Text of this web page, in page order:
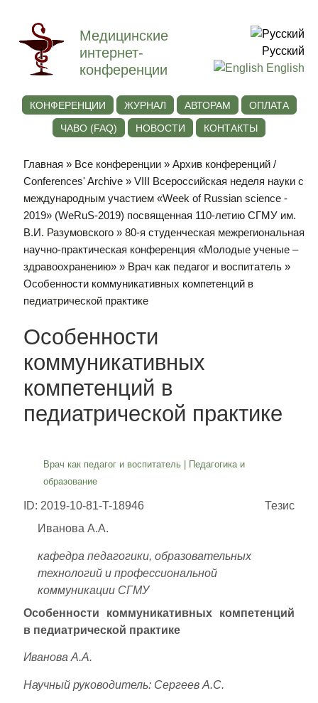
Медицинские
интернет-
конференции
Русский
English
КОНФЕРЕНЦИИ ЖУРНАЛ АВТОРАМ
ОПЛАТА
ЧАВО (FAQ)
НОВОСТИ КОНТАКТЫ
Главная » Все конференции »Архив конференций /
Conferences' Archive »VIII Всероссийская неделя науки с
международным участием «Week of Russian science -
2019» (WeRuS-2019) посвященная 110-летию СГМУ им.
В.И. Разумовского »80-я студенческая межрегиональная
научно-практическая конференция «Молодые ученые –
здравоохранению» » Врач как педагог и воспитатель »
Особенности коммуникативных компетенций в
педиатрической практике
Особенности
коммуникативных
компетенций в
педиатрической практике
Врач как педагог и воспитатель
Педагогика и
образование
ID: 2019-10-81-T-18946
Тезис
Иванова А.А.
кафедра педагогики, образовательных
технологий и профессиональной
коммуникации СГМУ
Особенности коммуникативных компетенций
в педиатрической практике
Иванова А.А.
Научный руководитель: Сергеев А.С.